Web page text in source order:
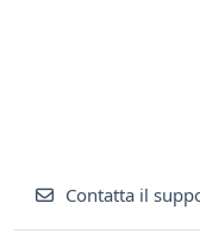
Contatta il